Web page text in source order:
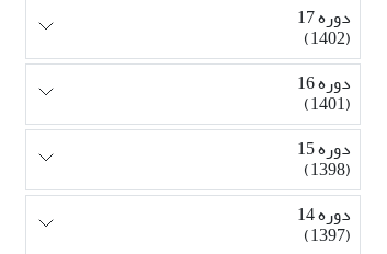
دوره 17
(1402)
دوره 16
(1401)
دوره 15
(1398)
دوره 14
(1397)